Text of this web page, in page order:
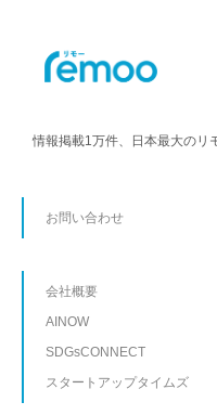
情報掲載1万件、日本最大のリ
お問い合わせ
会社概要
AINOW
SDGsCONNECT
スタートアップタイムズ